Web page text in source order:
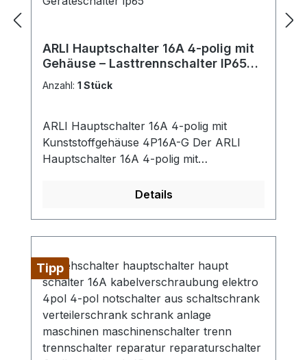
Hauptschalter 16A 4-polig für
ARLI Hauptschalter 16A 4-polig mit
Gehäuse – Lasttrennschalter IP65
230–440 V für Wandmontage
Anzahl: 1 Stück
ARLI Hauptschalter 16A 4-polig mit
Kunststoffgehäuse 4P16A-G Der ARLI
Hauptschalter 16A 4-polig mit
Steuerung der Stromversorgung.
Stromkreisen.Einfache Installation: Mit
klarer Beschriftung und vorgeprägten
Kabeleinführungen (M20) für schnelle
Verkabelung. Technische Daten:
Temperaturbereich: -25°C bis +70°C
Material Schalter: Polycarbonat mit PU-
Dichtung Schutzart: IP65 (frontseitig)
Anschluss: 4-polig Bemessungsstrom: 16
Details
Tipp